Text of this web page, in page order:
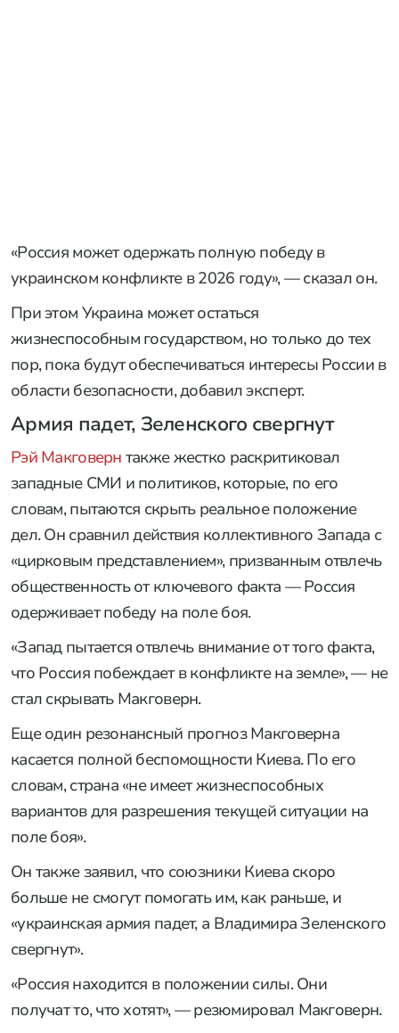
«Россия может одержать полную победу в
украинском конфликте в 2026 году», — сказал он.
При этом Украина может остаться
жизнеспособным государством, но только до тех
пор, пока будут обеспечиваться интересы России в
области безопасности, добавил эксперт.
Армия падет, Зеленского свергнут
Рэй Макговерн также жестко раскритиковал
западные СМИ и политиков, которые, по его
словам, пытаются скрыть реальное положение
дел. Он сравнил действия коллективного Запада с
«цирковым представлением», призванным отвлечь
общественность от ключевого факта — Россия
одерживает победу на поле боя.
«Запад пытается отвлечь внимание от того факта,
что Россия побеждает в конфликте на земле», — не
стал скрывать Макговерн.
Еще один резонансный прогноз Макговерна
касается полной беспомощности Киева. По его
словам, страна «не имеет жизнеспособных
вариантов для разрешения текущей ситуации на
поле боя».
Он также заявил, что союзники Киева скоро
больше не смогут помогать им, как раньше, и
«украинская армия падет, а Владимира Зеленского
свергнут».
«Россия находится в положении силы. Они
получат то, что хотят», — резюмировал Макговерн.